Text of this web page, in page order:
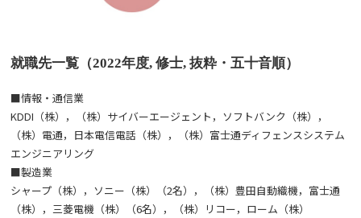
就職先一覧（2022年度, 修士, 抜粋・五十音順）
■情報・通信業
KDDI（株），（株）サイバーエージェント，ソフトバンク（株），
（株）電通，日本電信電話（株），（株）富士通ディフェンスシステム
エンジニアリング
■製造業
シャープ（株），ソニー（株）（2名），（株）豊田自動織機，富士通
（株），三菱電機（株）（6名），（株）リコー，ローム（株）